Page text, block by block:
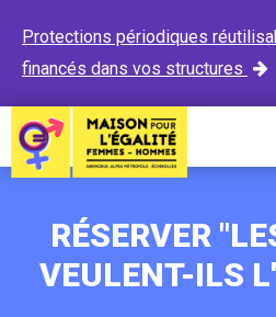
Protections périodiques
financés dans vos structures
RÉSERVER
VEULENT-ILS